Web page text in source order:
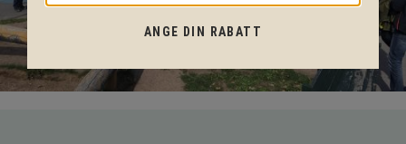
ANGE DIN RABATT